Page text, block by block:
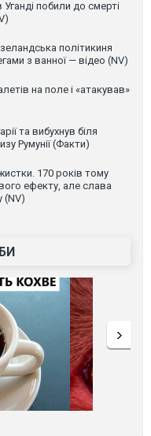
побили до смерті
політикиня
з ванної — відео (NV)
на поле і «атакував»
та вибухнув біля
Румунії (Факти)
170 років тому
ефекту, але слава
(NV)